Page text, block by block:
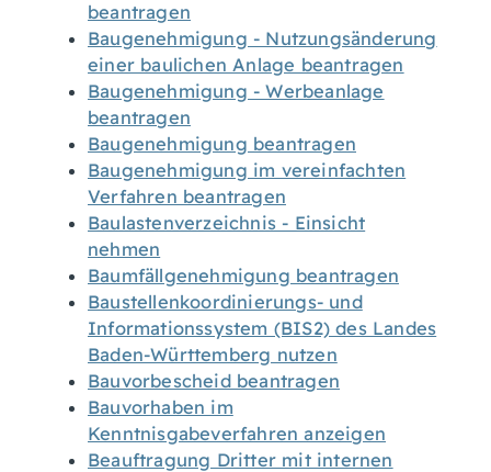
beantragen
Baugenehmigung - Nutzungsänderung
einer baulichen Anlage beantragen
Baugenehmigung - Werbeanlage
beantragen
Baugenehmigung beantragen
Baugenehmigung im vereinfachten
Verfahren beantragen
Baulastenverzeichnis - Einsicht
nehmen
Baumfällgenehmigung beantragen
Baustellenkoordinierungs- und
Informationssystem (BIS2) des Landes
Baden-Württemberg nutzen
Bauvorbescheid beantragen
Bauvorhaben im
Kenntnisgabeverfahren anzeigen
Beauftragung Dritter mit internen